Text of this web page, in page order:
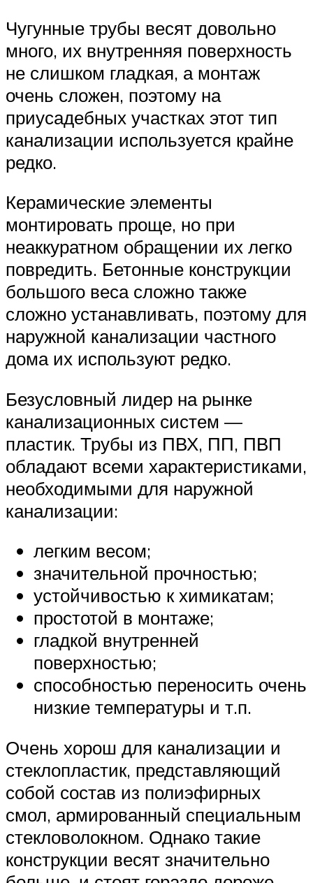
Чугунные трубы весят довольно
много, их внутренняя поверхность
не слишком гладкая, а монтаж
очень сложен, поэтому на
приусадебных участках этот тип
канализации используется крайне
редко.
Керамические элементы
монтировать проще, но при
неаккуратном обращении их легко
повредить. Бетонные конструкции
большого веса сложно также
сложно устанавливать, поэтому для
наружной канализации частного
дома их используют редко.
Безусловный лидер на рынке
канализационных систем —
пластик. Трубы из ПВХ, ПП, ПВП
обладают всеми характеристиками,
необходимыми для наружной
канализации:
легким весом;
значительной прочностью;
устойчивостью к химикатам;
простотой в монтаже;
гладкой внутренней
поверхностью;
способностью переносить очень
низкие температуры и т.п.
Очень хорош для канализации и
стеклопластик, представляющий
собой состав из полиэфирных
смол, армированный специальным
стекловолокном. Однако такие
конструкции весят значительно